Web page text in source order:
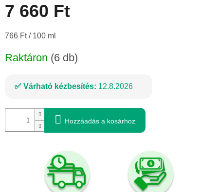
7 660 Ft
Egységár:
766 Ft / 100 ml
Raktáron (6 db)
Várható kézbesítés: 12.8.2026
Hozzáadás a kosárhoz